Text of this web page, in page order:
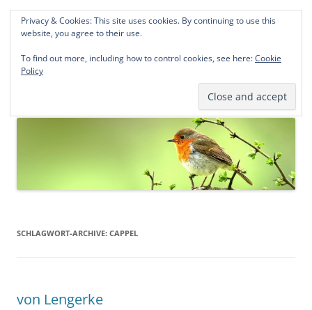
Norddeutsche Genealogien
Michael Kohlhaas und Jens Kirchhoff
springen
SCHLAGWORT-ARCHIVE: CAPPEL
von Lengerke
Privacy & Cookies: This site uses cookies. By continuing to use this
website, you agree to their use.
To find out more, including how to control cookies, see here:Cookie
Policy